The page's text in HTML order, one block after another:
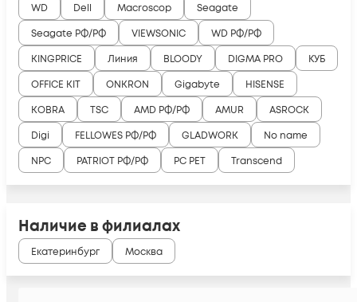
WD
Dell Macroscop
Seagate
Seagate РФ/РФ
VIEWSONIC
WD РФ/РФ
KINGPRICE
Линия BLOODY DIGMA PRO
КУБ
OFFICE KIT
ONKRON Gigabyte
HISENSE
KOBRA
TSC AMD РФ/РФ AMUR
ASROCK
Digi
FELLOWES РФ/РФ GLADWORK
No name
NPC
PATRIOT РФ/РФ PC PET Transcend
Наличие в филиалах
Екатеринбург Москва